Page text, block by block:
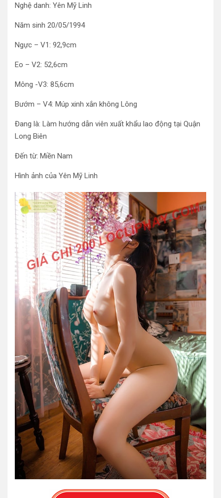
Nghệ danh: Yên Mỹ Linh
Năm sinh 20/05/1994
Ngực – V1: 92,9cm
Eo – V2: 52,6cm
Mông -V3: 85,6cm
Bướm – V4: Múp xinh xắn không Lông
Đang là: Làm hướng dẫn viên xuất khẩu lao động tại Quận
Long Biên
Đến từ: Miền Nam
Hình ảnh của Yên Mỹ Linh